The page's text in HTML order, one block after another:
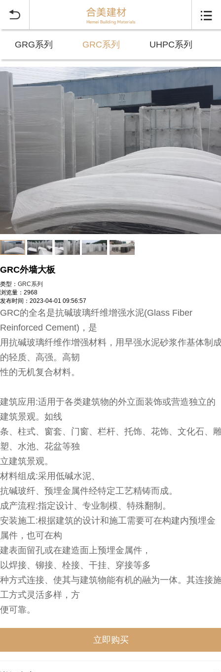
 
GRG系列 GRC系列 UHPC系列
GRC外墙大板
类型： GRC系列
浏览量： 2968
发布时间： 2023-04-01 09:56:57
GRC的全名是抗碱玻璃纤维增强水泥(Glass Fiber
Reinforced Cement)，是
用抗碱玻璃纤维作增强材料，用早强水泥砂浆作基体制
的轻质、高强。高韧
性的无机复合材料。
建筑应用:适用于各类建筑物的外立面装饰或营造独立的
建筑景观。如线
条、柱式、窗套、门窗、栏杆、托饰、花饰、文化石、
塑、水池、花盆等独
立建筑景观。
材料组成:采用低碱水泥、
抗碱玻纤、预埋金属件经特定工艺精铸而成。
成产流程:指定设计、专业制模、特殊翻制。
安装施工:根据建筑的设计和施工需要可在构建内预埋金
属件，也可在构
建表面留孔或在建造面上预埋金属件，
以焊接、铆接、栓接、干挂、穿接等多
种方式连接、使其与建筑物能有机的融为一体。其连接
工方式灵活多样，方
便可靠。
立即购买